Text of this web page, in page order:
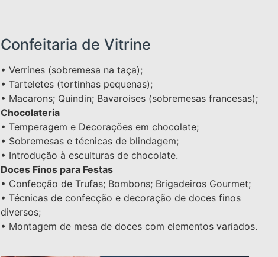
Confeitaria de Vitrine
• Verrines (sobremesa na taça);
• Tarteletes (tortinhas pequenas);
• Macarons; Quindin; Bavaroises (sobremesas francesas);
Chocolateria
• Temperagem e Decorações em chocolate;
• Sobremesas e técnicas de blindagem;
• Introdução à esculturas de chocolate.
Doces Finos para Festas
• Confecção de Trufas; Bombons; Brigadeiros Gourmet;
• Técnicas de confecção e decoração de doces finos
diversos;
• Montagem de mesa de doces com elementos variados.